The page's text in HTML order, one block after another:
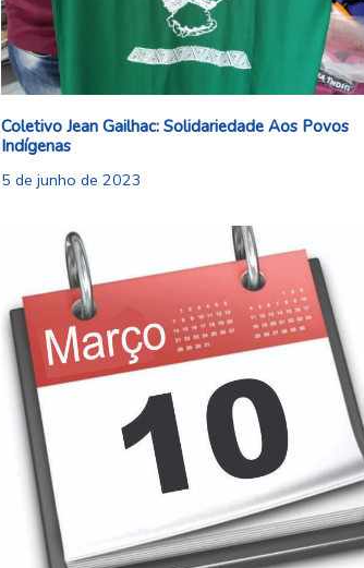
Coletivo Jean Gailhac: Solidariedade Aos Povos
Indígenas
5 de junho de 2023